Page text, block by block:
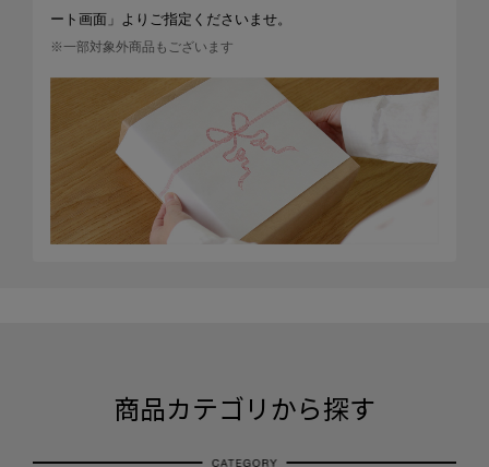
ート画面」よりご指定くださいませ。
※一部対象外商品もございます
商品カテゴリから探す